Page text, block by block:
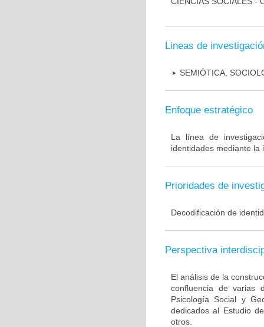
Lineas de
SEMIÓTICA,
Enfoque estratégico
La línea de
identidades mediante la
Prioridades de
Decodificación de
Perspectiva
El análisis de la
confluencia de varias
Psicología Social y
dedicados al Estudio
otros.